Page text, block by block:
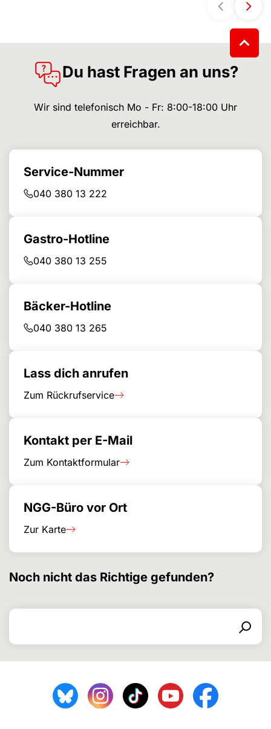
Du hast Fragen an uns?
Wir sind telefonisch Mo - Fr: 8:00-18:00 Uhr
erreichbar.
Service-Nummer
040 380 13 222
Gastro-Hotline
040 380 13 255
Bäcker-Hotline
040 380 13 265
Lass dich anrufen
Zum Rückrufservice
Kontakt per E-Mail
Zum Kontaktformular
NGG-Büro vor Ort
Zur Karte
Noch nicht das Richtige gefunden?
Search for
Search